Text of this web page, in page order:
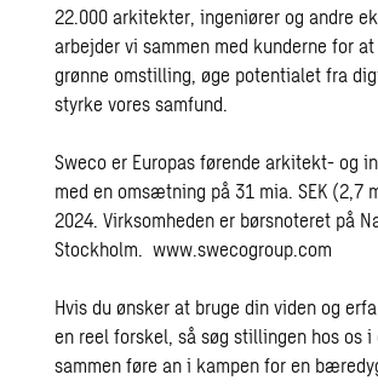
22.000 arkitekter, ingeniører og andre
arbejder vi sammen med kunderne for
grønne omstilling, øge potentialet fra
styrke vores samfund.
Sweco er Europas førende arkitekt- og
med en omsætning på 31 mia. SEK (2,7
2024. Virksomheden er børsnoteret på
Stockholm.www.swecogroup.com
Hvis du ønsker at bruge din viden og
en reel forskel, så søg stillingen hos os i
sammen føre an i kampen for en